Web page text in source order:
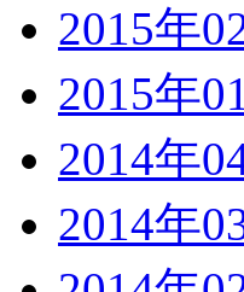
2015年
2015年
2014年
2014年